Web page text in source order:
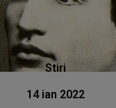
Stiri
14 ian 2022